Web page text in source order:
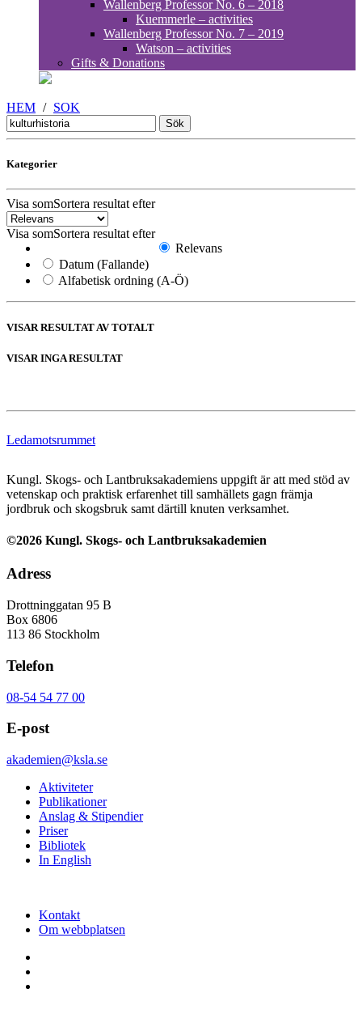
Wallenberg Professor No. 6 – 2018
Kuemmerle – activities
Wallenberg Professor No. 7 – 2019
Watson – activities
Gifts & Donations
HEM / SOK
Sök
efter:
Kategorier
Visa somSortera resultat efter
Visa somSortera resultat efter
Relevans
Datum (Fallande)
Alfabetisk ordning (A-Ö)
VISAR RESULTAT AV TOTALT
VISAR INGA RESULTAT
Ledamotsrummet
Kungl. Skogs- och Lantbruksakademiens uppgift är att med stöd av
vetenskap och praktisk erfarenhet till samhällets gagn främja
jordbruk och skogsbruk samt därtill knuten verksamhet.
©2026 Kungl. Skogs- och Lantbruksakademien
Adress
Drottninggatan 95 B
Box 6806
113 86 Stockholm
Telefon
08-54 54 77 00
E-post
akademien@ksla.se
Aktiviteter
Publikationer
Anslag & Stipendier
Priser
Bibliotek
In English
Kontakt
Om webbplatsen